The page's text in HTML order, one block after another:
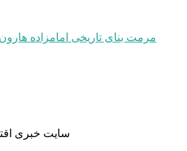
مرمت بنای تاریخی امامزاده
سایت خبری